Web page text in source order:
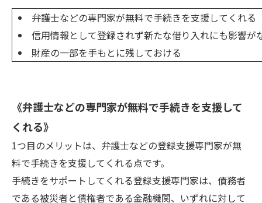
弁護士などの専門家が無料で手続きを支援してくれる
信用情報として登録されず新たな借り入れにも影響が
財産の一部を手もとに残しておける
《弁護士などの専門家が無料で手続きを支援して
くれる》
1つ目のメリットは、弁護士などの登録支援専門家が無
料で手続きを支援してくれる点です。
手続きをサポートしてくれる登録支援専門家は、債務者
である被災者と債権者である金融機関、いずれに対して